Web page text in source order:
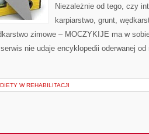
Niezależnie od tego, czy
karpiarstwo, grunt,
zimowe – MOCZYKIJE ma w
nie udaje encyklopedii oderwanej
W REHABILITACJI